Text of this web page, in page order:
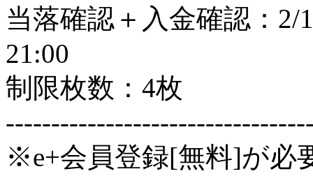
当落確認＋入金確認：2/
21:00
制限枚数：4枚
※e+会員登録[無料]が必